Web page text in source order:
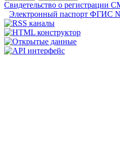
Свидетельство о
Электронный паспорт ФГИС